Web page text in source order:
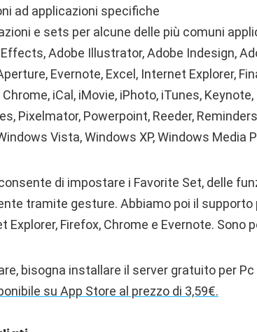
ad applicazioni specifiche
e sets per alcune delle più comuni
Adobe Illustrator, Adobe Indesign,
Evernote, Excel, Internet Explorer,
iCal, iMovie, iPhoto, iTunes,
Pixelmator, Powerpoint, Reeder,
Vista, Windows XP, Windows Media
di impostare i Favorite Set, delle
tramite gesture. Abbiamo poi il supporto
Explorer, Firefox, Chrome e Evernote. Sono
bisogna installare il server gratuito per Pc
su App Store al prezzo di 3,59€.